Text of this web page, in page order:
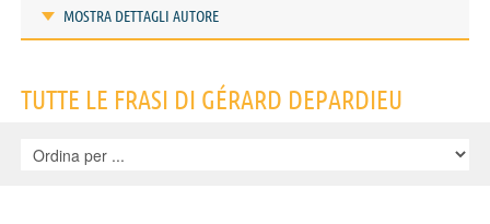
MOSTRA DETTAGLI AUTORE
TUTTE LE FRASI DI GÉRARD DEPARDIEU